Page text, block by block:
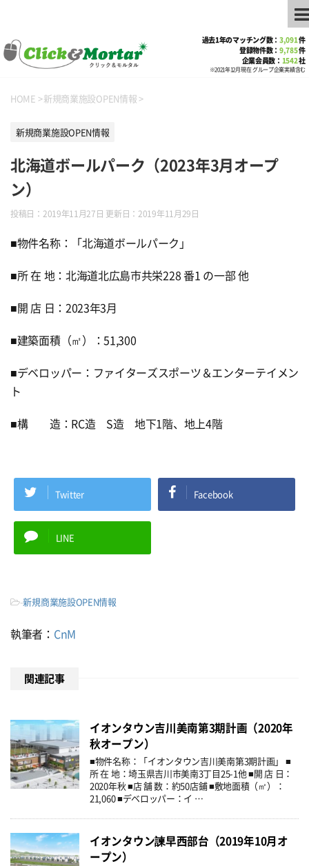
過去1年のマッチング数：3,091件
登録物件数：9,785件
企業会員数： 1542社
※2021年12月現在 グループ企業実績含む
HOME >新規商業施設OPEN情報 >
新規商業施設OPEN情報
北海道ボールパーク（2023年3月オープ
ン）
投稿日：2019年11月27日 更新日： 2019年11月29日
■物件名称：「北海道ボールパーク」
■所 在 地：北海道北広島市共栄228 番1 の一部 他
■開 店 日：2023年3月
■建築面積（㎡）：51,300
■デベロッパー：ファイターズスポーツ＆エンターテイメン
ト
■構 造：RC造 S造 地下1階、地上4階
Twitter Facebook
LINE
-新規商業施設OPEN情報
執筆者： CnM
関連記事
イオンタウン吉川美南第3期計画（2020年
秋オープン）
■物件名称：「イオンタウン吉川美南第3期計画」 ■
所 在 地：埼玉県吉川市美南3丁目25-1他 ■開 店 日：
2020年秋 ■店 舗 数：約50店鋪 ■敷地面積（㎡）：
21,060 ■デベロッパー：イ …
イオンタウン諫早西部台（2019年10月オ
ープン）